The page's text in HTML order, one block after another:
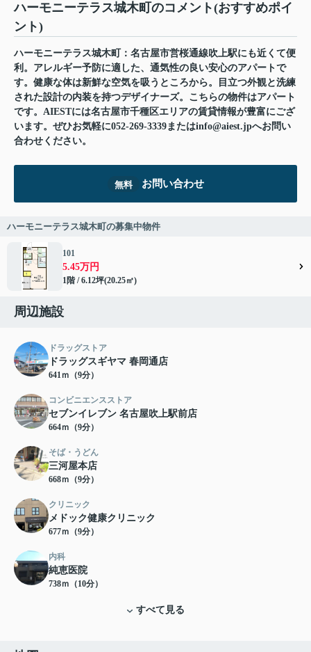
ハーモニーテラス城木町のコメント(おすすめポイ
ント)
ハーモニーテラス城木町：名古屋市営桜通線吹上駅にも近くて便
利。アレルギー予防に適した、通気性の良い安心のアパートで
す。健康な体は新鮮な空気を吸うところから。目立つ外観と洗練
された設計の内装を持つデザイナーズ。こちらの物件はアパート
です。AIESTには名古屋市千種区エリアの賃貸情報が豊富にござ
います。ぜひお気軽に052-269-3339またはinfo@aiest.jpへお問い
合わせください。
無料 お問い合わせ
ハーモニーテラス城木町の募集中物件
101
5.45万円
1階 / 6.12坪(20.25㎡)
周辺施設
ドラッグストア
ドラッグスギヤマ 春岡通店
641ｍ（9分）
コンビニエンスストア
セブンイレブン 名古屋吹上駅前店
664ｍ（9分）
そば・うどん
三河屋本店
668ｍ（9分）
クリニック
メドック健康クリニック
677ｍ（9分）
内科
純恵医院
738ｍ（10分）
すべて見る